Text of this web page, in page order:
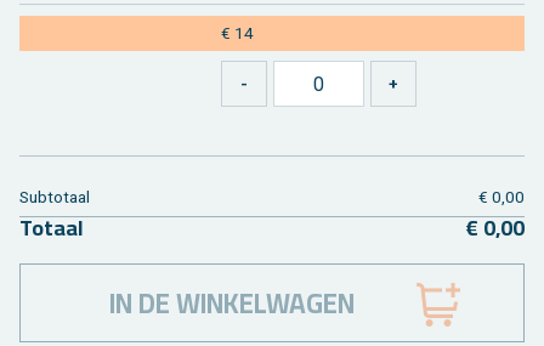
€ 14
Sub­to­taal € 0,00
To­taal € 0,00
IN DE WINKELWAGEN